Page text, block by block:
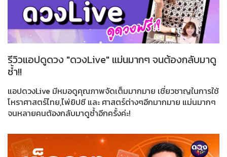
รีวิวแอปดูดวง "ดวงLive" แม่นมากๆ จนต้องกลับมาดู
ซ้ำ!!
แอปดวงLive มีหมอดูคุณภาพจัดเต็มมากมาย เชี่ยวชาญในการใช้
โหราศาสตร์ไทย,ไพ่ยิปซี และ ศาสตร์ต่างๆอีกมากมาย แม่นมากๆ
จนหลายคนต้องกลับมาดูซ้ำอีกครั้งค่ะ!